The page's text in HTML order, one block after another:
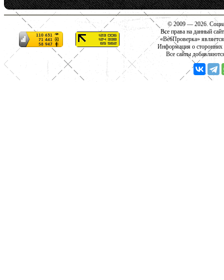
© 2009 — 2026.
Все права на данный
«ВебПроверка»
Информация о сторонних
Все сайты